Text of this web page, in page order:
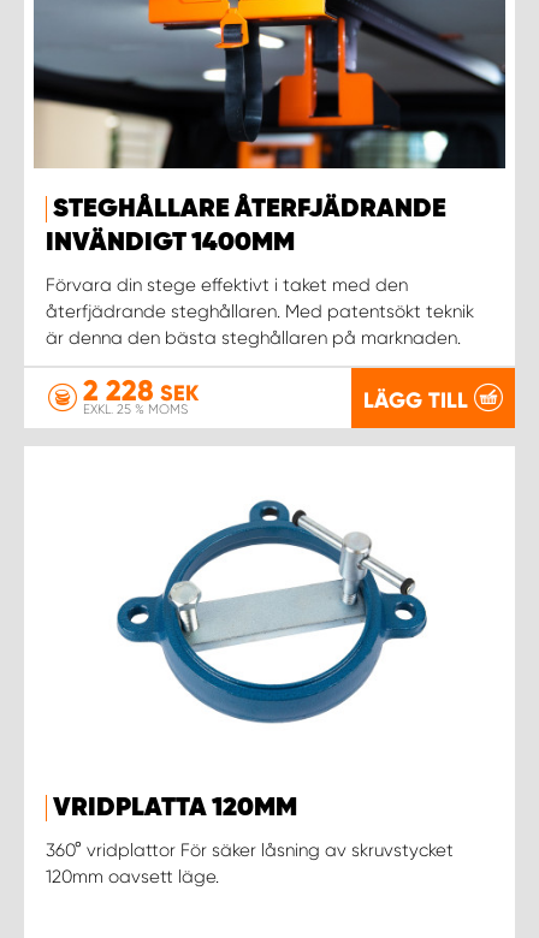
STEGHÅLLARE ÅTERFJÄDRANDE
INVÄNDIGT 1400MM
Förvara din stege effektivt i taket med den
återfjädrande steghållaren. Med patentsökt teknik
är denna den bästa steghållaren på marknaden.
2 228 SEK
EXKL. 25 % MOMS LÄGG TILL
VRIDPLATTA 120MM
360° vridplattor För säker låsning av skruvstycket
120mm oavsett läge.